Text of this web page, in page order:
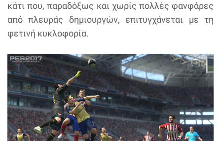
κάτι που, παραδόξως και χωρίς πολλές φανφάρες
από πλευράς δημιουργών, επιτυγχάνεται με τη
φετινή κυκλοφορία.